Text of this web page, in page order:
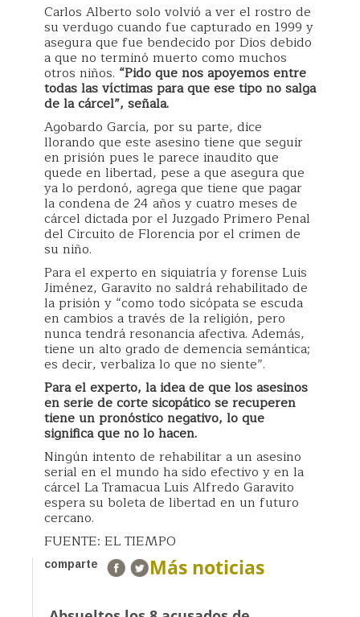
Carlos Alberto solo volvió a ver el rostro de
su verdugo cuando fue capturado en 1999 y
asegura que fue bendecido por Dios debido
a que no terminó muerto como muchos
otros niños. “Pido que nos apoyemos entre
todas las víctimas para que ese tipo no salga
de la cárcel”, señala.
Agobardo García, por su parte, dice
llorando que este asesino tiene que seguir
en prisión pues le parece inaudito que
quede en libertad, pese a que asegura que
ya lo perdonó, agrega que tiene que pagar
la condena de 24 años y cuatro meses de
cárcel dictada por el Juzgado Primero Penal
del Circuito de Florencia por el crimen de
su niño.
Para el experto en siquiatría y forense Luis
Jiménez, Garavito no saldrá rehabilitado de
la prisión y “como todo sicópata se escuda
en cambios a través de la religión, pero
nunca tendrá resonancia afectiva. Además,
tiene un alto grado de demencia semántica;
es decir, verbaliza lo que no siente”.
Para el experto, la idea de que los asesinos
en serie de corte sicopático se recuperen
tiene un pronóstico negativo, lo que
significa que no lo hacen.
Ningún intento de rehabilitar a un asesino
serial en el mundo ha sido efectivo y en la
cárcel La Tramacua Luis Alfredo Garavito
espera su boleta de libertad en un futuro
cercano.
FUENTE: EL TIEMPO
comparte Más noticias